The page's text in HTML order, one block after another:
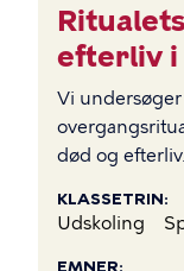
efterliv
Vi
død og efterliv.
KLASSETRIN
Udskoling
EMNER